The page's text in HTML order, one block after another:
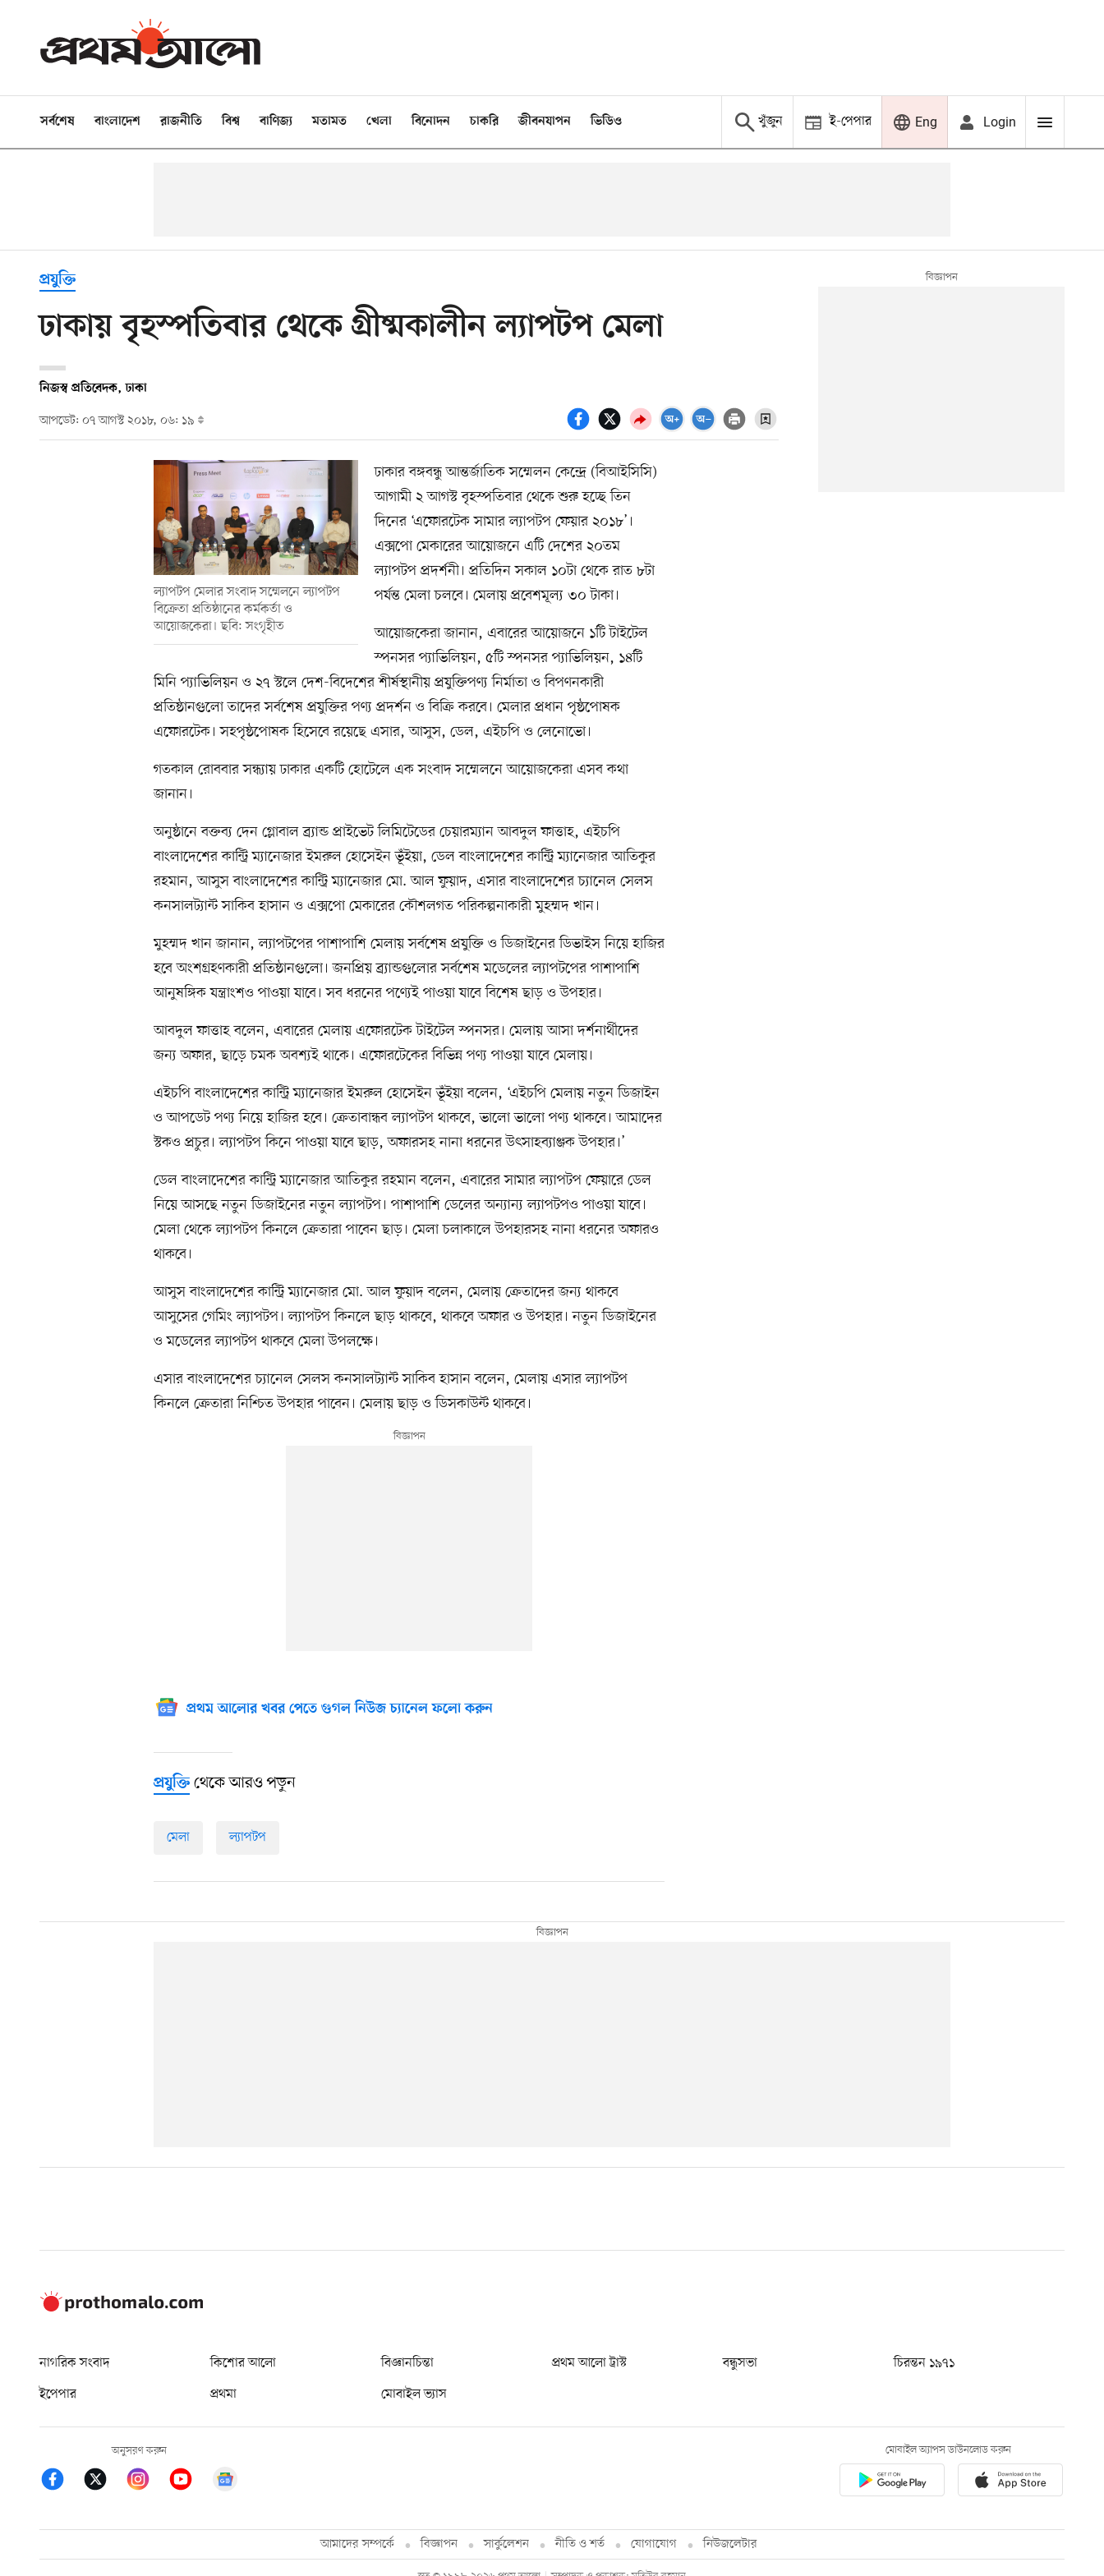
সর্বশেষ বাংলাদেশ রাজনীতি বিশ্ব বাণিজ্য মতামত খেলা বিনোদন চাকরি জীবনযাপন ভিডিও খুঁজুন ই-পেপার Eng Login
প্রযুক্তি
ঢাকায় বৃহস্পতিবার থেকে গ্রীষ্মকালীন ল্যাপটপ মেলা
নিজস্ব প্রতিবেদক, ঢাকা
আপডেট: ০৭ আগস্ট ২০১৮, ০৬: ১৯
ল্যাপটপ মেলার সংবাদ সম্মেলনে ল্যাপটপ
বিক্রেতা প্রতিষ্ঠানের কর্মকর্তা ও
আয়োজকেরা। ছবি: সংগৃহীত
ঢাকার বঙ্গবন্ধু আন্তর্জাতিক সম্মেলন কেন্দ্রে (বিআইসিসি)
আগামী ২ আগস্ট বৃহস্পতিবার থেকে শুরু হচ্ছে তিন
দিনের ‘এফোরটেক সামার ল্যাপটপ ফেয়ার ২০১৮’।
এক্সপো মেকারের আয়োজনে এটি দেশের ২০তম
ল্যাপটপ প্রদর্শনী। প্রতিদিন সকাল ১০টা থেকে রাত ৮টা
পর্যন্ত মেলা চলবে। মেলায় প্রবেশমূল্য ৩০ টাকা।
আয়োজকেরা জানান, এবারের আয়োজনে ১টি টাইটেল
স্পনসর প্যাভিলিয়ন, ৫টি স্পনসর প্যাভিলিয়ন, ১৪টি
মিনি প্যাভিলিয়ন ও ২৭ স্টলে দেশ-বিদেশের শীর্ষস্থানীয় প্রযুক্তিপণ্য নির্মাতা ও বিপণনকারী
প্রতিষ্ঠানগুলো তাদের সর্বশেষ প্রযুক্তির পণ্য প্রদর্শন ও বিক্রি করবে। মেলার প্রধান পৃষ্ঠপোষক
এফোরটেক। সহপৃষ্ঠপোষক হিসেবে রয়েছে এসার, আসুস, ডেল, এইচপি ও লেনোভো।
গতকাল রোববার সন্ধ্যায় ঢাকার একটি হোটেলে এক সংবাদ সম্মেলনে আয়োজকেরা এসব কথা
জানান।
অনুষ্ঠানে বক্তব্য দেন গ্লোবাল ব্র্যান্ড প্রাইভেট লিমিটেডের চেয়ারম্যান আবদুল ফাত্তাহ, এইচপি
বাংলাদেশের কান্ট্রি ম্যানেজার ইমরুল হোসেইন ভূঁইয়া, ডেল বাংলাদেশের কান্ট্রি ম্যানেজার আতিকুর
রহমান, আসুস বাংলাদেশের কান্ট্রি ম্যানেজার মো. আল ফুয়াদ, এসার বাংলাদেশের চ্যানেল সেলস
কনসালট্যান্ট সাকিব হাসান ও এক্সপো মেকারের কৌশলগত পরিকল্পনাকারী মুহম্মদ খান।
মুহম্মদ খান জানান, ল্যাপটপের পাশাপাশি মেলায় সর্বশেষ প্রযুক্তি ও ডিজাইনের ডিভাইস নিয়ে হাজির
হবে অংশগ্রহণকারী প্রতিষ্ঠানগুলো। জনপ্রিয় ব্র্যান্ডগুলোর সর্বশেষ মডেলের ল্যাপটপের পাশাপাশি
আনুষঙ্গিক যন্ত্রাংশও পাওয়া যাবে। সব ধরনের পণ্যেই পাওয়া যাবে বিশেষ ছাড় ও উপহার।
আবদুল ফাত্তাহ বলেন, এবারের মেলায় এফোরটেক টাইটেল স্পনসর। মেলায় আসা দর্শনার্থীদের
জন্য অফার, ছাড়ে চমক অবশ্যই থাকে। এফোরটেকের বিভিন্ন পণ্য পাওয়া যাবে মেলায়।
এইচপি বাংলাদেশের কান্ট্রি ম্যানেজার ইমরুল হোসেইন ভূঁইয়া বলেন, ‘এইচপি মেলায় নতুন ডিজাইন
ও আপডেট পণ্য নিয়ে হাজির হবে। ক্রেতাবান্ধব ল্যাপটপ থাকবে, ভালো ভালো পণ্য থাকবে। আমাদের
স্টকও প্রচুর। ল্যাপটপ কিনে পাওয়া যাবে ছাড়, অফারসহ নানা ধরনের উৎসাহব্যাঞ্জক উপহার।’
ডেল বাংলাদেশের কান্ট্রি ম্যানেজার আতিকুর রহমান বলেন, এবারের সামার ল্যাপটপ ফেয়ারে ডেল
নিয়ে আসছে নতুন ডিজাইনের নতুন ল্যাপটপ। পাশাপাশি ডেলের অন্যান্য ল্যাপটপও পাওয়া যাবে।
মেলা থেকে ল্যাপটপ কিনলে ক্রেতারা পাবেন ছাড়। মেলা চলাকালে উপহারসহ নানা ধরনের অফারও
থাকবে।
আসুস বাংলাদেশের কান্ট্রি ম্যানেজার মো. আল ফুয়াদ বলেন, মেলায় ক্রেতাদের জন্য থাকবে
আসুসের গেমিং ল্যাপটপ। ল্যাপটপ কিনলে ছাড় থাকবে, থাকবে অফার ও উপহার। নতুন ডিজাইনের
ও মডেলের ল্যাপটপ থাকবে মেলা উপলক্ষে।
এসার বাংলাদেশের চ্যানেল সেলস কনসালট্যান্ট সাকিব হাসান বলেন, মেলায় এসার ল্যাপটপ
কিনলে ক্রেতারা নিশ্চিত উপহার পাবেন। মেলায় ছাড় ও ডিসকাউন্ট থাকবে।
প্রথম আলোর খবর পেতে গুগল নিউজ চ্যানেল ফলো করুন
প্রযুক্তি থেকে আরও পড়ুন
মেলা ল্যাপটপ
নাগরিক সংবাদ কিশোর আলো বিজ্ঞানচিন্তা প্রথম আলো ট্রাস্ট বন্ধুসভা
চিরন্তন ১৯৭১
ইপেপার
প্রথমা মোবাইল ভ্যাস
অনুসরণ করুন মোবাইল অ্যাপস ডাউনলোড করুন
আমাদের সম্পর্কে বিজ্ঞাপন সার্কুলেশন নীতি ও শর্ত যোগাযোগ নিউজলেটার